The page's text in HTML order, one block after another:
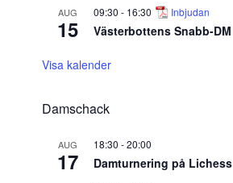
AUG
15
09:30 - 16:30 Inbjudan
Västerbottens Snabb-DM
Visa kalender
Damschack
AUG
17
18:30 -20:00
Damturnering på Lichess